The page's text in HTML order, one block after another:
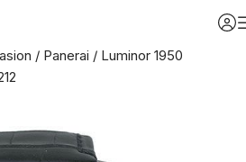
/ Panerai / Luminor 1950